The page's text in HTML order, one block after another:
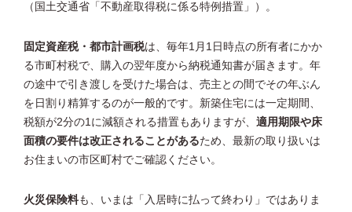
（国土交通省「不動産取得税に係る特例措置」）。
固定資産税・都市計画税は、毎年1月1日時点の所有者にかか
る市町村税で、購入の翌年度から納税通知書が届きます。年
の途中で引き渡しを受けた場合は、売主との間でその年ぶん
を日割り精算するのが一般的です。新築住宅には一定期間、
税額が2分の1に減額される措置もありますが、 適用期限や床
面積の要件は改正されることがあるため、最新の取り扱いは
お住まいの市区町村でご確認ください。
火災保険料も、いまは「入居時に払って終わり」ではありま